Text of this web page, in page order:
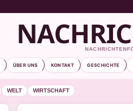
ÜBER UNS KONTAKT GESCHICHTE
WELT WIRTSCHAFT